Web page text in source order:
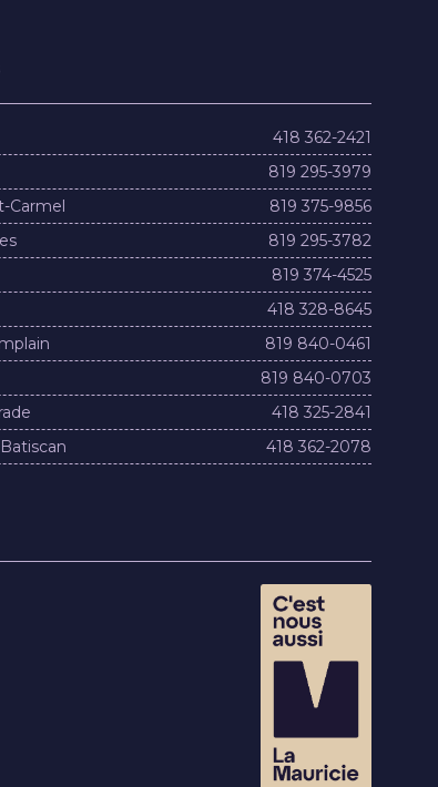
418 362-2421
819 295-3979
Carmel
819 375-9856
819 295-3782
819 374-4525
418 328-8645
819 840-0461
819 840-0703
418 325-2841
418 362-2078